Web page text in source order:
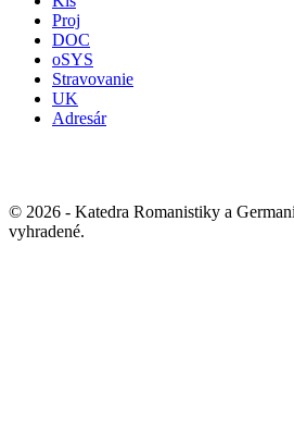
Proj
DOC
oSYS
Stravovanie
UK
Adresár
© 2026 - Katedra Romanistiky a
vyhradené.